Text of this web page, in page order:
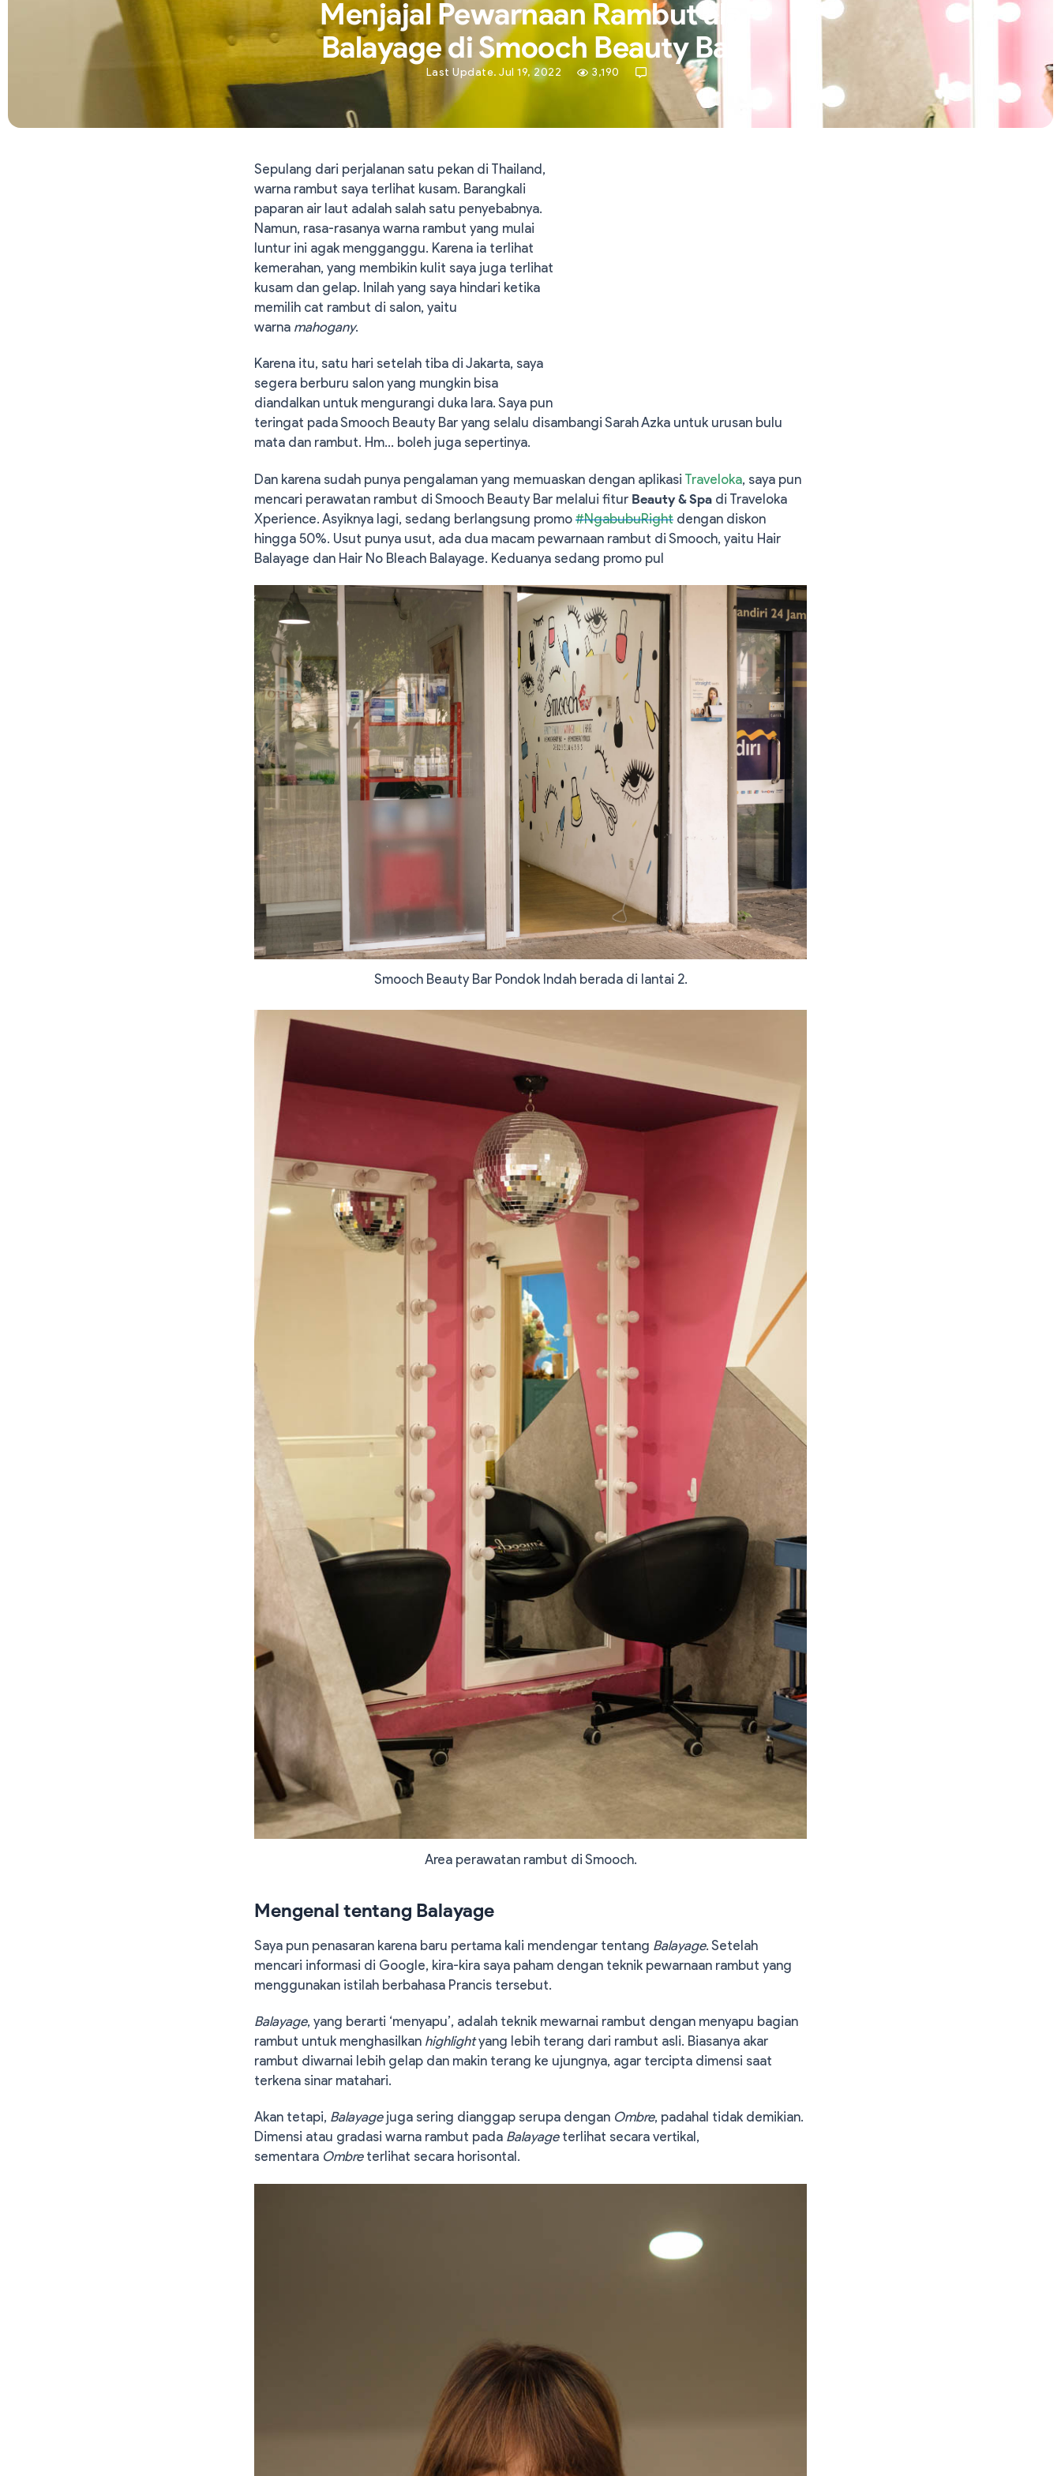
Menjajal Pewarnaan Rambut ala
Balayage di Smooch Beauty Bar
Last Update. Jul 19, 2022 3,190
Sepulang dari perjalanan satu pekan di Thailand,
warna rambut saya terlihat kusam. Barangkali
paparan air laut adalah salah satu penyebabnya.
Namun, rasa-rasanya warna rambut yang mulai
luntur ini agak mengganggu. Karena ia terlihat
kemerahan, yang membikin kulit saya juga terlihat
kusam dan gelap. Inilah yang saya hindari ketika
memilih cat rambut di salon, yaitu
warna mahogany.
Karena itu, satu hari setelah tiba di Jakarta, saya
segera berburu salon yang mungkin bisa
diandalkan untuk mengurangi duka lara. Saya pun
teringat pada Smooch Beauty Bar yang selalu disambangi Sarah Azka untuk urusan bulu
mata dan rambut. Hm… boleh juga sepertinya.
Dan karena sudah punya pengalaman yang memuaskan dengan aplikasi Traveloka, saya pun
mencari perawatan rambut di Smooch Beauty Bar melalui fitur Beauty & Spa di Traveloka
Xperience. Asyiknya lagi, sedang berlangsung promo #NgabubuRight dengan diskon
hingga 50%. Usut punya usut, ada dua macam pewarnaan rambut di Smooch, yaitu Hair
Balayage dan Hair No Bleach Balayage. Keduanya sedang promo pul
Smooch Beauty Bar Pondok Indah berada di lantai 2.
Area perawatan rambut di Smooch.
Mengenal tentang Balayage
Saya pun penasaran karena baru pertama kali mendengar tentang Balayage. Setelah
mencari informasi di Google, kira-kira saya paham dengan teknik pewarnaan rambut yang
menggunakan istilah berbahasa Prancis tersebut.
Balayage, yang berarti ‘menyapu’, adalah teknik mewarnai rambut dengan menyapu bagian
rambut untuk menghasilkan highlightyang lebih terang dari rambut asli. Biasanya akar
rambut diwarnai lebih gelap dan makin terang ke ujungnya, agar tercipta dimensi saat
terkena sinar matahari.
Akan tetapi, Balayagejuga sering dianggap serupa dengan Ombre, padahal tidak demikian.
Dimensi atau gradasi warna rambut pada Balayageterlihat secara vertikal,
sementara Ombreterlihat secara horisontal.